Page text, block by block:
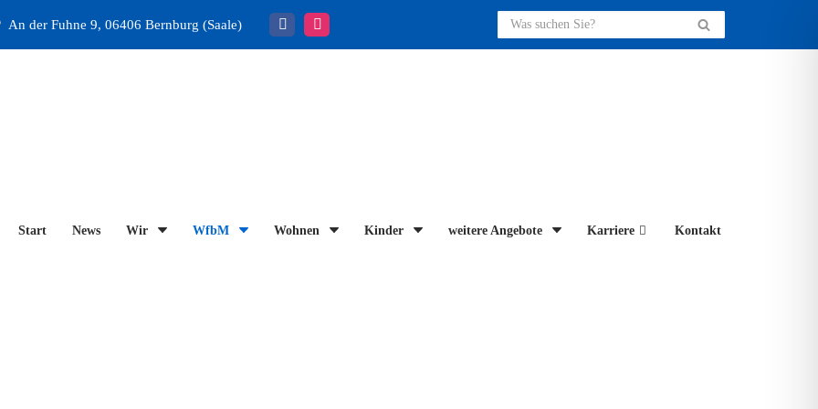
An der Fuhne 9, 06406 Bernburg (Saale)
Start News Wir WfbM Wohnen Kinder weitere Angebote Karriere Kontakt